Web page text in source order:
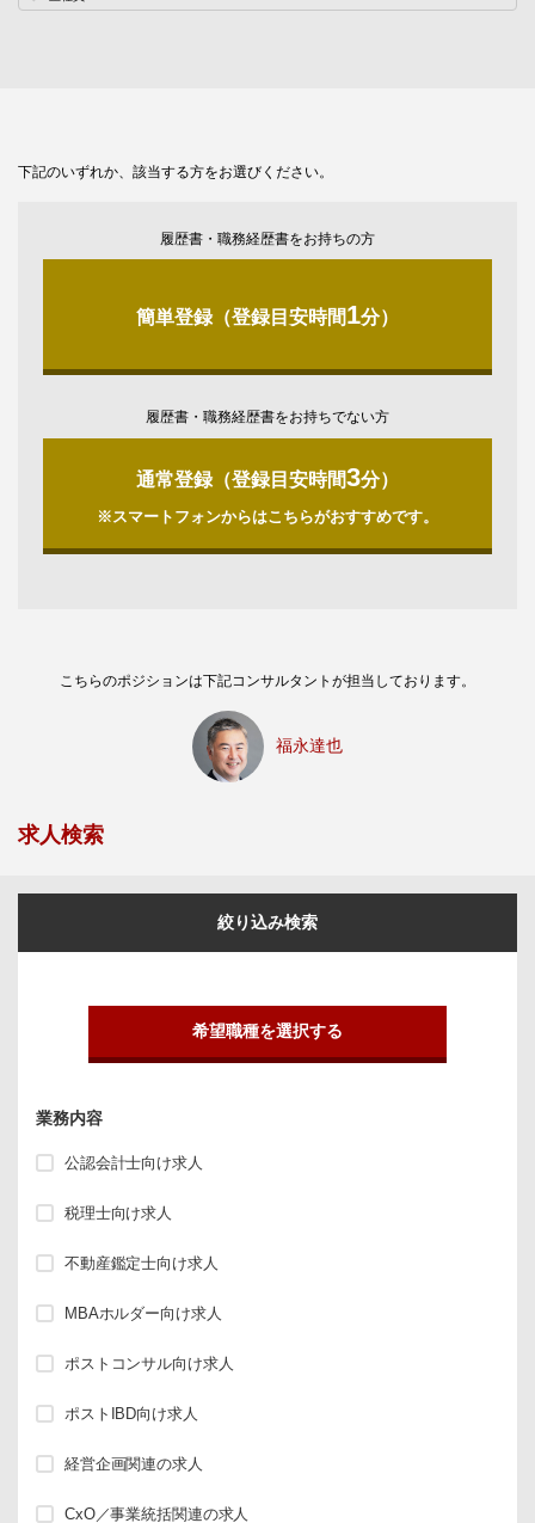
下記のいずれか、該当する方をお選びください。
履歴書・職務経歴書をお持ちの方
簡単登録（登録目安時間1分）
履歴書・職務経歴書をお持ちでない方
通常登録（登録目安時間3分）
※スマートフォンからはこちらがおすすめです。
こちらのポジションは下記コンサルタントが担当しております。
福永達也
求人検索
絞り込み検索
希望職種を選択する
業務内容
公認会計士向け求人
税理士向け求人
不動産鑑定士向け求人
MBAホルダー向け求人
ポストコンサル向け求人
ポストIBD向け求人
経営企画関連の求人
CxO／事業統括関連の求人